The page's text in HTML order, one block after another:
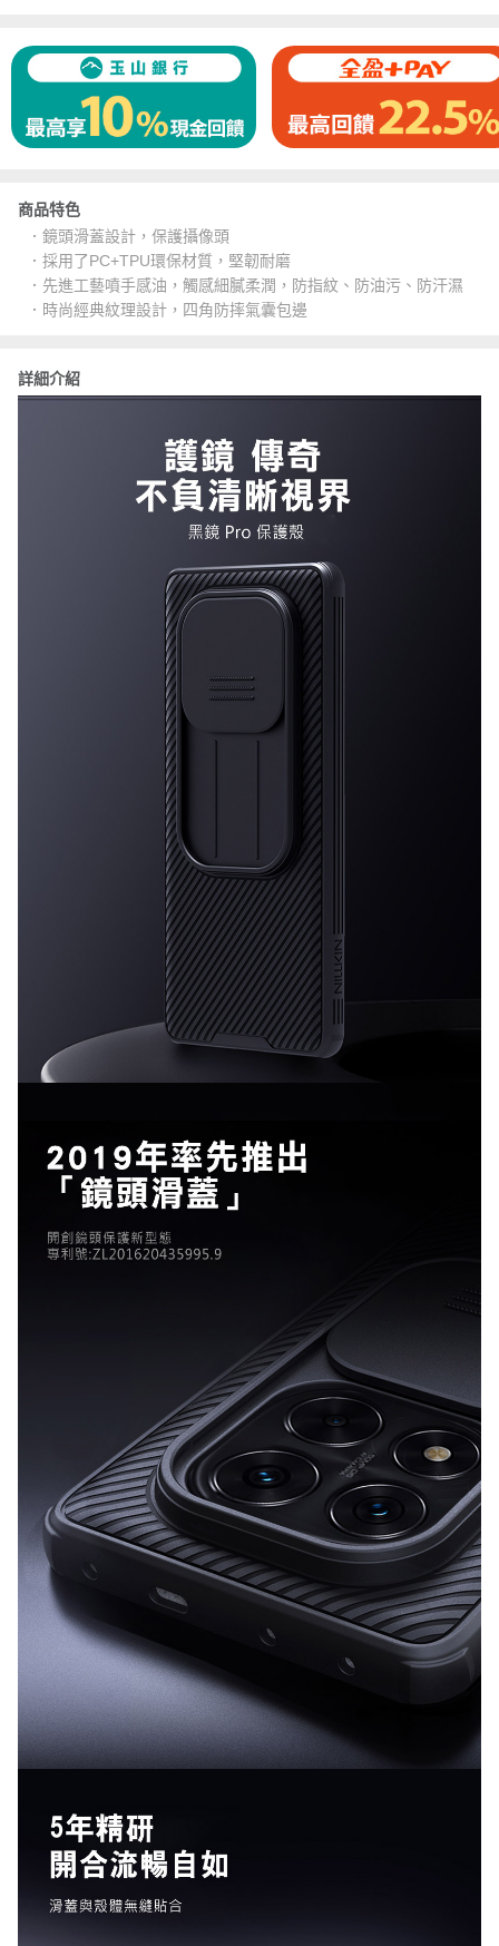
商品特色
．鏡頭滑蓋設計，保護攝像頭
．採用了PC+TPU環保材質，堅韌耐磨
．先進工藝噴手感油，觸感細膩柔潤，防指紋、防油污、防汗濕
．時尚經典紋理設計，四角防摔氣囊包邊
詳細介紹